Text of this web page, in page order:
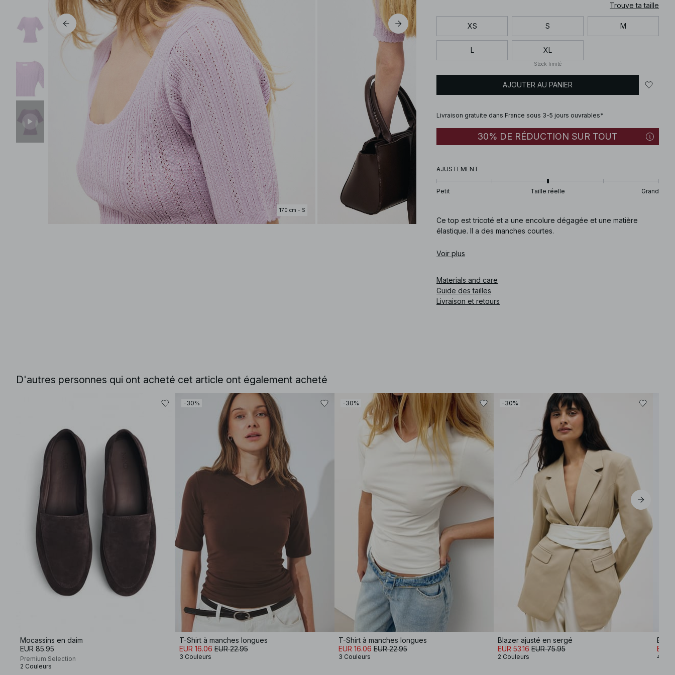
170 cm - S
Trouve ta taille
XS S M
L XL
Stock limité
AJOUTER AU PANIER
Livraison gratuite dans France sous 3-5 jours ouvrables*
30% DE RÉDUCTION SUR TOUT
AJUSTEMENT
Petit Taille réelle Grand
Ce top est tricoté et a une encolure dégagée et une matière
élastique. Il a des manches courtes.
Code article
Voir plus
Materials and care
Guide des tailles
Livraison et retours
D'autres personnes qui ont acheté cet article ont également acheté
Mocassins en daim
EUR 85.95
Premium Selection
2 Couleurs
-30%
T-Shirt à manches longues
EUR 16.06 EUR 22.95
3 Couleurs
-30%
T-Shirt à manches longues
EUR 16.06 EUR 22.95
3 Couleurs
-30%
Blazer ajusté en sergé
EUR 53.16 EUR 75.95
2 Couleurs
EUR
4